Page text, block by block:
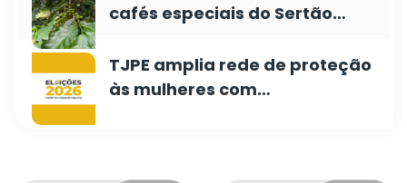
cafés especiais do Sertão…
TJPE amplia rede de proteção
às mulheres com…